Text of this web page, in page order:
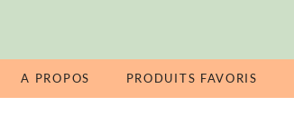
A PROPOS PRODUITS FAVORIS